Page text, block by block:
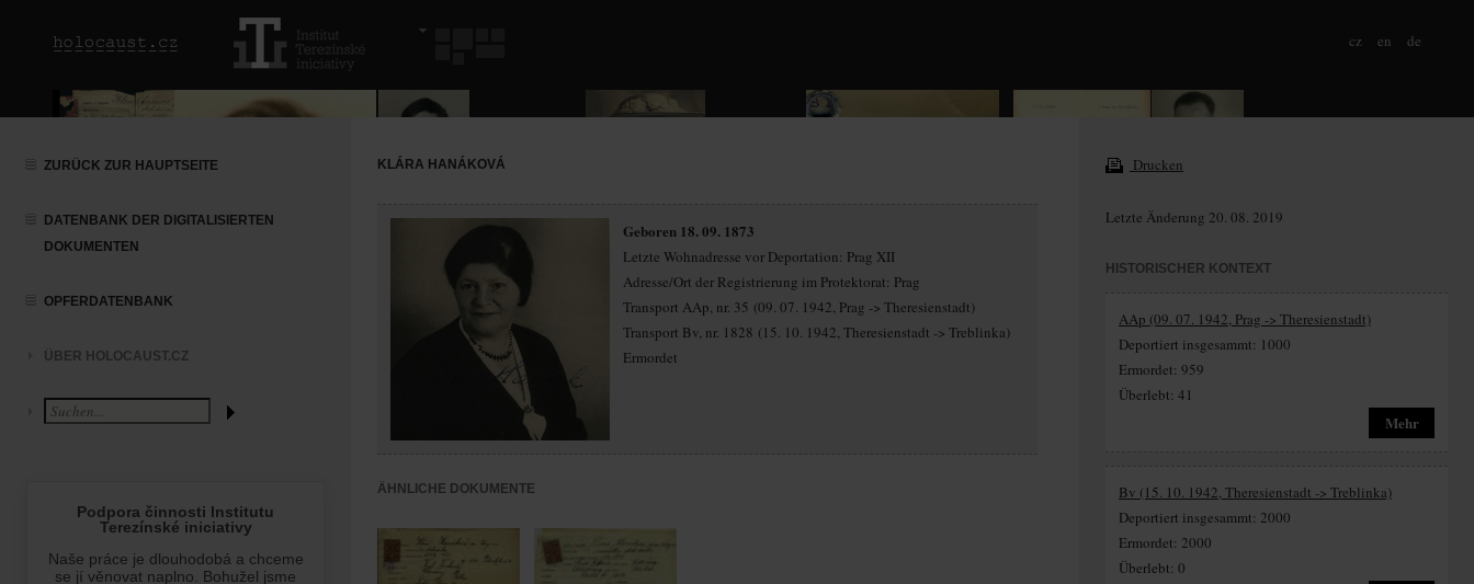
cz en de
ZURÜCK ZUR HAUPTSEITE
DATENBANK DER DIGITALISIERTEN
DOKUMENTEN
OPFERDATENBANK
ÜBER HOLOCAUST.CZ
KLÁRA HANÁKOVÁ
Geboren 18. 09. 1873
Letzte Wohnadresse vor Deportation: Prag XII
Adresse/Ort der Registrierung im Protektorat: Prag
Transport AAp, nr. 35 (09. 07. 1942, Prag -> Theresienstadt)
Transport Bv, nr. 1828 (15. 10. 1942, Theresienstadt -> Treblinka)
Ermordet
ÄHNLICHE DOKUMENTE
Drucken
Letzte Änderung 20. 08. 2019
HISTORISCHER KONTEXT
AAp (09. 07. 1942, Prag -> Theresienstadt)
Deportiert insgesammt: 1000
Ermordet: 959
Überlebt: 41
Mehr
Bv (15. 10. 1942, Theresienstadt -> Treblinka)
Deportiert insgesammt: 2000
Ermordet: 2000
Überlebt: 0